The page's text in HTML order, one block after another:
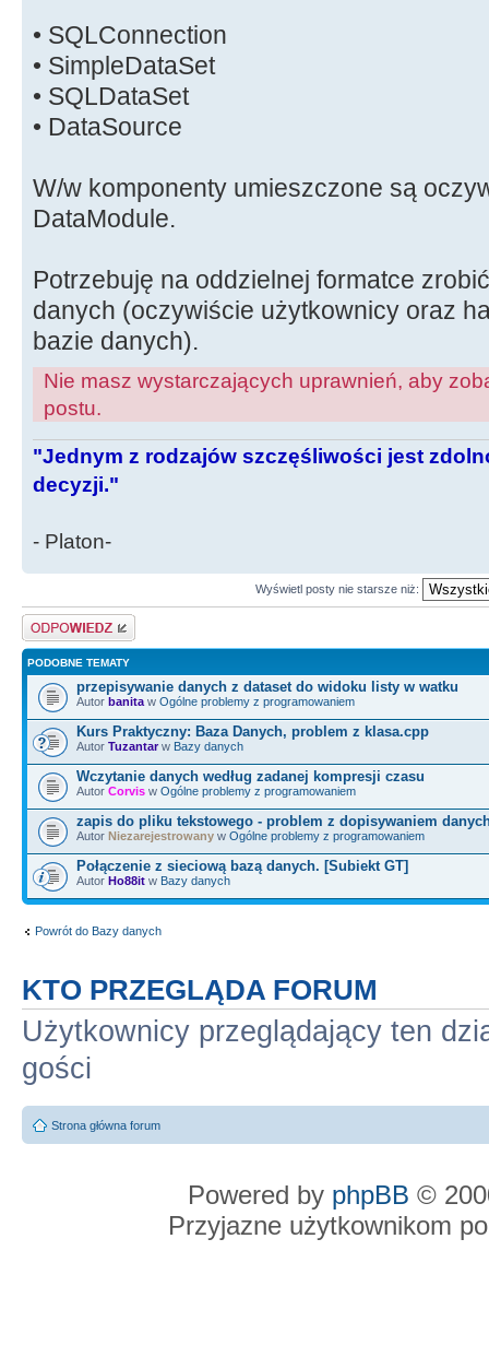
• SQLConnection
• SimpleDataSet
• SQLDataSet
• DataSource
W/w komponenty umieszczone są
DataModule.
Potrzebuję na oddzielnej formatce
danych (oczywiście użytkownicy oraz
bazie danych).
Nie masz wystarczających uprawnień, aby
postu.
"Jednym z rodzajów szczęśliwości jest
decyzji."
- Platon-
Wyświetl posty nie starsze niż:
Odpowiedz
PODOBNE TEMATY
przepisywanie danych z dataset do widoku listy w watku
Autor banita w Ogólne problemy z programowaniem
Kurs Praktyczny: Baza Danych, problem z klasa.cpp
Autor Tuzantarw Bazy danych
Wczytanie danych według zadanej kompresji czasu
Autor Corvis w Ogólne problemy z programowaniem
zapis do pliku tekstowego - problem z dopisywaniem
Autor Niezarejestrowany w Ogólne problemy z programowaniem
Połączenie z sieciową bazą danych. [Subiekt GT]
Autor Ho88it w Bazy danych
Powrót do Bazy danych
KTO PRZEGLĄDA FORUM
Użytkownicy przeglądający ten
gości
Strona główna forum
Powered by phpBB ©
Przyjazne użytkownikom